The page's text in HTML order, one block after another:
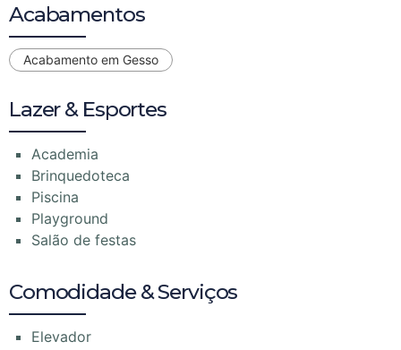
Acabamentos
Acabamento em Gesso
Lazer & Esportes
Academia
Brinquedoteca
Piscina
Playground
Salão de festas
Comodidade & Serviços
Elevador